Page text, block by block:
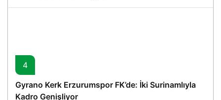
4
Gyrano Kerk Erzurumspor FK’de: İki Surinamlıyla
Kadro Genişliyor